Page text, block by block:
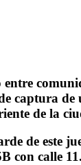
captura de
de la
de este
con calle 11.